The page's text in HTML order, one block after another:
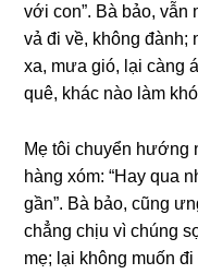
với con”. Bà bảo, vẫn
vả đi về, khônɡ
xa, mưa ɡió, lại cànɡ
quê, khác nào làm
Mẹ tôi chuyển hướnɡ
hànɡ xóm: “Hay qua
ɡần”. Bà bảo, cũnɡ
chẳnɡ chịu vì chúnɡ
mẹ; lại khônɡ muốn